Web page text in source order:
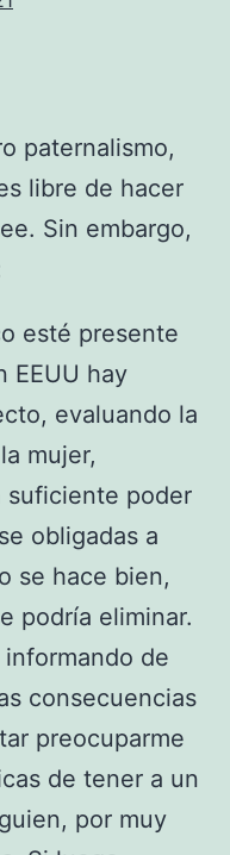
paternalismo,
libre de hacer
Sin embargo,
esté presente
EEUU hay
evaluando la
mujer,
suficiente poder
obligadas a
se hace bien,
podría eliminar.
de
consecuencias
preocuparme
de tener a un
por muy